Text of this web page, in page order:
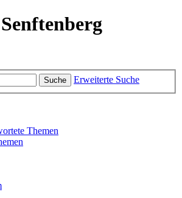
Suche Erweiterte Suche
Themen